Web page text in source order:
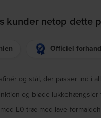
kunder netop dette
Officiel
og stål, der passer ind i
og bløde lukkehængsler
E0 træ med lave